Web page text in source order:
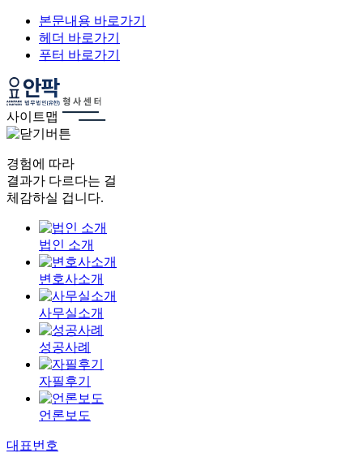
본문내용 바로가기
헤더 바로가기
푸터 바로가기
사이트맵
경험에 따라
결과가 다르다는 걸
체감하실 겁니다.
법인 소개
변호사소개
사무실소개
성공사례
자필후기
언론보도
대표번호